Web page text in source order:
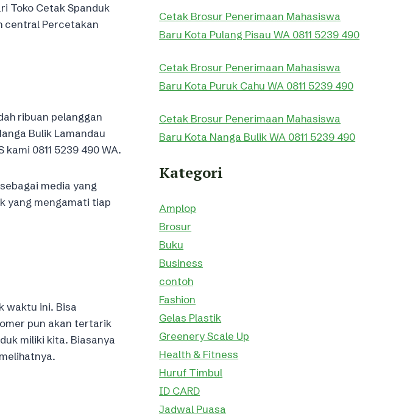
Toko Cetak Spanduk
central Percetakan
ribuan pelanggan
Bulik Lamandau
0811 5239 490 WA.
media yang
yang mengamati tiap
waktu ini. Bisa
pun akan tertarik
miliki kita. Biasanya
Cetak Brosur Penerimaan Mahasiswa
Baru Kota Pulang Pisau WA 0811 5239 490
Cetak Brosur Penerimaan Mahasiswa
Baru Kota Puruk Cahu WA 0811 5239 490
Cetak Brosur Penerimaan Mahasiswa
Baru Kota Nanga Bulik WA 0811 5239 490
Kategori
Amplop
Brosur
Buku
Business
contoh
Fashion
Gelas Plastik
Greenery Scale Up
Health & Fitness
Huruf Timbul
ID CARD
Jadwal Puasa